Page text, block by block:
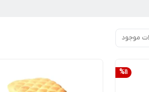
موجود
%11